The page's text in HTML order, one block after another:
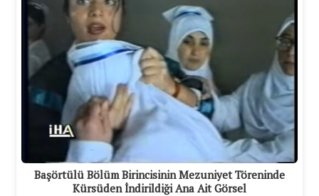
Başörtülü Bölüm Birincisinin Mezuniyet Töreninde
Kürsüden İndirildiği Ana Ait Görsel